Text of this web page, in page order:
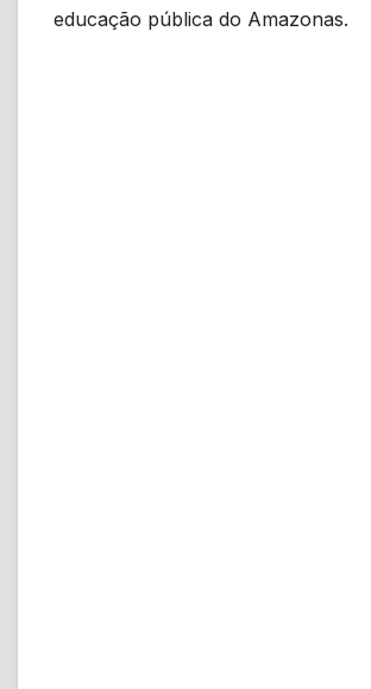
educação pública do Amazonas.